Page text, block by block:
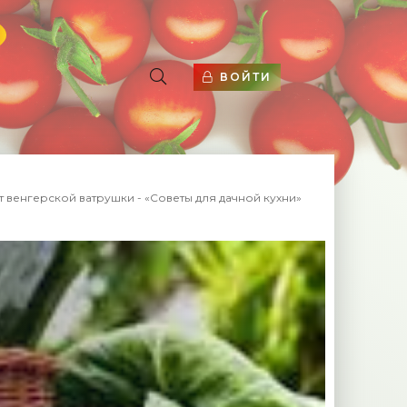
ВОЙТИ
венгерской ватрушки - «Советы для дачной кухни»